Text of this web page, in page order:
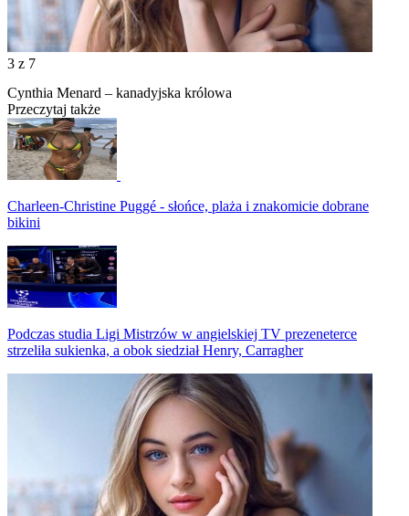
3 z 7
Cynthia Menard – kanadyjska królowa
Przeczytaj także
Charleen-Christine Puggé - słońce, plaża i znakomicie dobrane
bikini
Podczas studia Ligi Mistrzów w angielskiej TV prezeneterce
strzeliła sukienka, a obok siedział Henry, Carragher